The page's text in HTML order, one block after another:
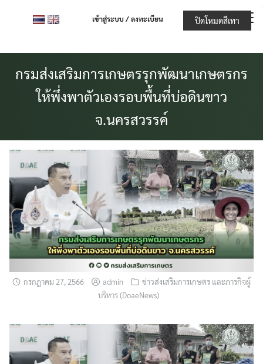
เข้าสู่ระบบ / ลงทะเบียน
กรมส่งเสริมการเกษตรรุกพัฒนาเกษตรกร
ให้พึ่งพาตัวเองรอบพื้นที่บ่อดินขาว
จ.นครสวรรค์
กรกฎาคม 27, 2566 admin
ข่าวส่งเสริมการเกษตร และภารกิจผู้
บริหาร (DoaeNews)
ปิดโหมดสีเทา